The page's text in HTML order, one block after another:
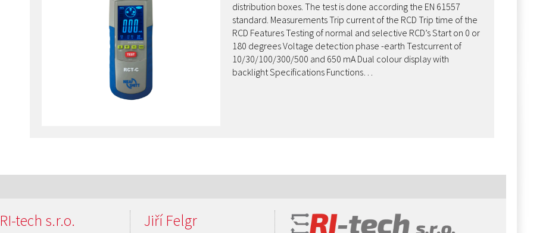
distribution boxes. The test is done according the EN 61557
standard. Measurements Trip current of the RCD Trip time of the
RCD Features Testing of normal and selective RCD’s Start on 0 or
180 degrees Voltage detection phase -earth Testcurrent of
10/30/100/300/500 and 650 mA Dual colour display with
backlight Specifications Functions…
RI-tech s.r.o. Jiří Felgr